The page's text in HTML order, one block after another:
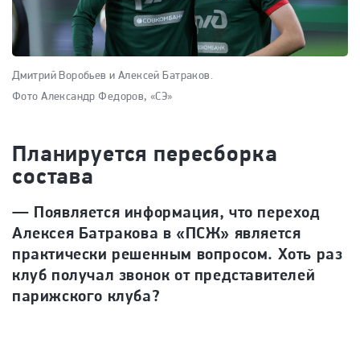
Дмитрий Воробьев и Алексей Батраков.
Фото Александр Федоров, «СЭ»
Планируется пересборка
состава
— Появляется информация, что переход
Алексея Батракова в «ПСЖ» является
практически решенным вопросом. Хоть раз
клуб получал звонок от представителей
парижского клуба?